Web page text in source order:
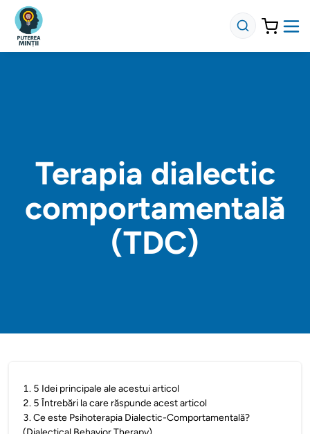
Terapia dialectic
comportamentală
(TDC)
1. 5 Idei principale ale acestui articol
2. 5 Întrebări la care răspunde acest articol
3.Ce este Psihoterapia Dialectic-Comportamentală?